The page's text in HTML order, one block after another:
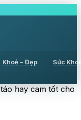
Khoẻ – Đẹp Sức
hay cam tốt cho